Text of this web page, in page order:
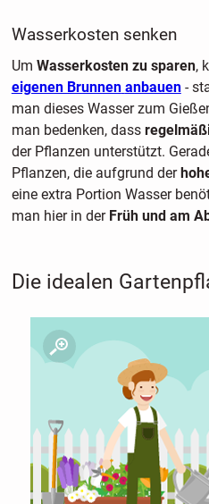
Wasserkosten senken
Um Wasserkosten zu sparen,
eigenen Brunnen anbauen-
man dieses Wasser zum
man bedenken, dass
der Pflanzen unterstützt.
Pflanzen, die aufgrund der
eine extra Portion Wasser
man hier in der Früh und am
Die idealen